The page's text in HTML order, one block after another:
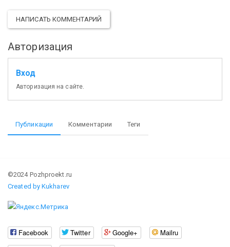
НАПИСАТЬ КОММЕНТАРИЙ
Авторизация
Вход
Авторизация на сайте.
Публикации Комментарии Теги
©2024 Pozhproekt.ru
Created by Kukharev
Facebook Twitter Google+
Mailru